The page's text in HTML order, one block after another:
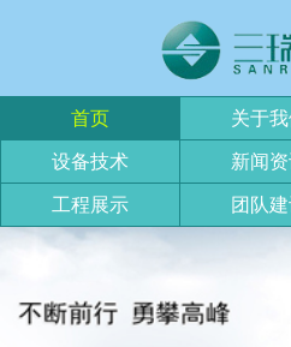
首页 关于
设备技术 新闻
工程展示 团队